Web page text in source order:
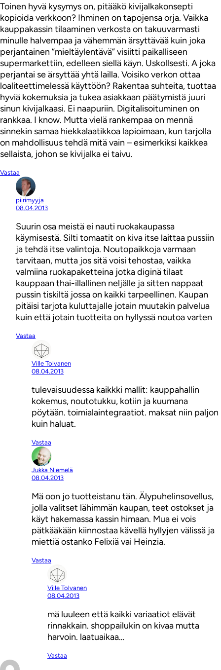
Toinen hyvä kysymys on, pitääkö kivijalkakonsepti
kopioida verkkoon? Ihminen on tapojensa orja. Vaikka
kauppakassin tilaaminen verkosta on takuuvarmasti
minulle halvempaa ja vähemmän ärsyttävää kuin joka
perjantainen ”mieltäylentävä” visiitti paikalliseen
supermarkettiin, edelleen siellä käyn. Uskollsesti. A joka
perjantai se ärsyttää yhtä lailla. Voisiko verkon ottaa
loaliteettimelessä käyttöön? Rakentaa suhteita, tuottaa
hyviä kokemuksia ja tukea asiakkaan päätymistä juuri
sinun kivijalkaasi. Ei naapuriin. Digitalisoituminen on
rankkaa. I know. Mutta vielä rankempaa on mennä
sinnekin samaa hiekkalaatikkoa lapioimaan, kun tarjolla
on mahdollisuus tehdä mitä vain – esimerkiksi kaikkea
sellaista, johon se kivijalka ei taivu.
Vastaa
piirimyyja
08.04.2013
Suurin osa meistä ei nauti ruokakaupassa
käymisestä. Silti tomaatit on kiva itse laittaa pussiin
ja tehdä itse valintoja. Noutopaikkoja varmaan
tarvitaan, mutta jos sitä voisi tehostaa, vaikka
valmiina ruokapaketteina jotka diginä tilaat
kauppaan thai-illallinen neljälle ja sitten nappaat
pussin tiskiltä jossa on kaikki tarpeellinen. Kaupan
pitäisi tarjota kuluttajalle jotain muutakin palvelua
kuin että jotain tuotteita on hyllyssä noutoa varten
Vastaa
Ville Tolvanen
08.04.2013
tulevaisuudessa kaikkki mallit: kauppahallin
kokemus, noutotukku, kotiin ja kuumana
pöytään. toimialaintegraatiot. maksat niin paljon
kuin haluat.
Vastaa
Jukka Niemelä
08.04.2013
Mä oon jo tuotteistanu tän. Älypuhelinsovellus,
jolla valitset lähimmän kaupan, teet ostokset ja
käyt hakemassa kassin himaan. Mua ei vois
pätkääkään kiinnostaa kävellä hyllyjen välissä ja
miettiä ostanko Felixiä vai Heinzia.
Vastaa
Ville Tolvanen
08.04.2013
mä luuleen että kaikki variaatiot elävät
rinnakkain. shoppailukin on kivaa mutta
harvoin. laatuaikaa…
Vastaa